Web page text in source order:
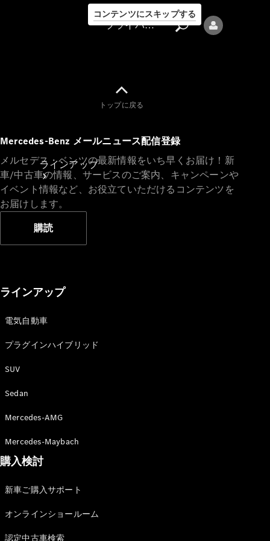
コンテンツにスキップする
プライバシ
ラインアップ
プラグインハイブリッドモデル
All Sedan
CLA
Sedan
Sedan
Sedan
プライバシーポリシー
トップに戻る
Mercedes-Benz メールニュース配信登録
メルセデス・ベンツの最新情報をいち早くお届け！新
車/中古車の情報、サービスのご案内、キャンペーンや
イベント情報など、お役立ていただけるコンテンツを
お届けします。
購読
ラインアップ
電気自動車
プラグインハイブリッド
SUV
Sedan
Mercedes-AMG
Mercedes-Maybach
購入検討
新車ご購入サポート
オンラインショールーム
認定中古車検索